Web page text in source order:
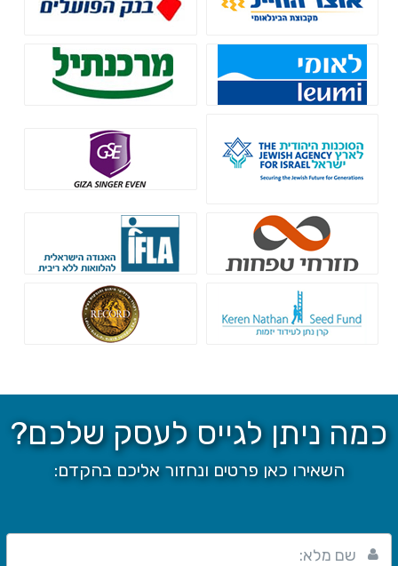
בנק לאומי - הלוואות בערבות
מדינה
בנק מרכנתיל - גיוס אשראי
גיזה זינגר אבן
בנק מזרחי טפחות
קרן נתן - הלוואות ללא ריבית רקורד חיתום
כמה ניתן לגייס לעסק שלכם?
השאירו כאן פרטים ונחזור אליכם בהקדם:
שם מלא: